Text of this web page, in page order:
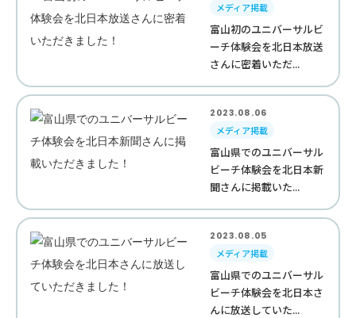
メディア掲載
富山初のユニバーサルビ
ーチ体験会を北日本放送
さんに密着いただ...
2023.08.06
メディア掲載
富山県でのユニバーサル
ビーチ体験会を北日本新
聞さんに掲載いた...
2023.08.05
メディア掲載
富山県でのユニバーサル
ビーチ体験会を北日本さ
んに放送していた...